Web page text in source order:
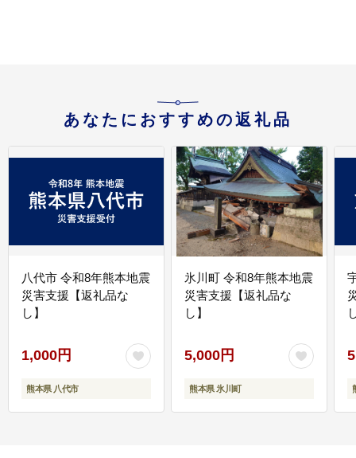
あなたにおすすめの返礼品
八代市 令和8年熊本地震
災害支援【返礼品な
し】
1,000円
熊本県 八代市
氷川町 令和8年熊本地震
災害支援【返礼品な
し】
5,000円
熊本県 氷川町